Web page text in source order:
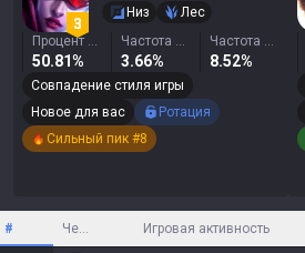
Низ
Лес
Процент побед
50.81%
Частота выбора
3.66%
Частота бана
8.52%
Совпадение стиля игры
Новое для вас
Ротация
Сильный пик #8
# Чемпион Игровая активность